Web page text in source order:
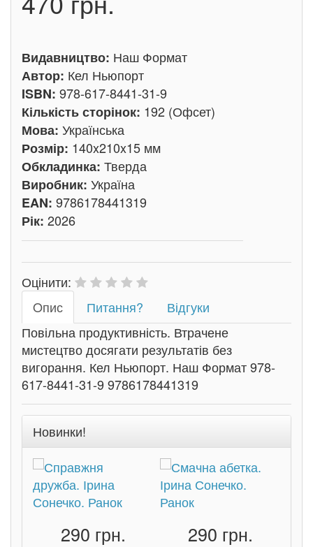
Видавництво: Наш Формат
Автор: Кел Ньюпорт
ISBN: 978-617-8441-31-9
Кількість сторінок: 192 (Офсет)
Мова: Українська
Розмір: 140x210x15 мм
Обкладинка: Тверда
Виробник: Україна
EAN: 9786178441319
Рік: 2026
Оцінити:
Oпис
Питання?
Відгуки
Повільна продуктивність. Втрачене
мистецтво досягати результатів без
вигорання. Кел Ньюпорт. Наш Формат 978-
617-8441-31-9 9786178441319
Новинки!
290 грн. 290 грн.